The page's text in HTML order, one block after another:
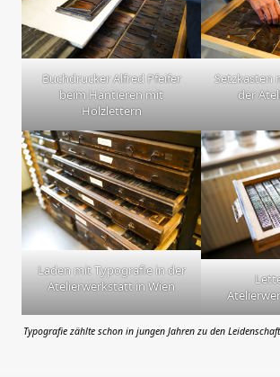
Buchdrucker Alfred Pfeifer
beim Hantieren mit
Holzlettern
Setzkasten
der
Laden mit Typografie in der
Atelierwerkstatt in Wien
Typografie zählte schon in jungen Jahren zu den